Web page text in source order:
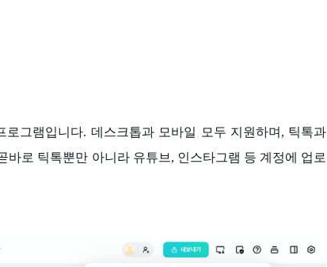
그램입니다. 데스크톱과 모바일 모두 지원하며, 틱톡과
바로 틱톡뿐만 아니라 유튜브, 인스타그램 등 계정에 업로